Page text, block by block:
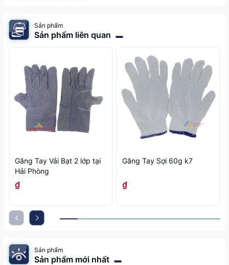
Sản phẩm
Sản phẩm liên quan
Găng Tay Vải Bạt 2 lớp tại
Hải Phòng
₫
Găng Tay Sợi 60g k7
₫
Sản phẩm
Sản phẩm mới nhất